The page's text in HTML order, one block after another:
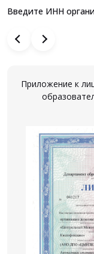
Введите ИНН
Приложение к